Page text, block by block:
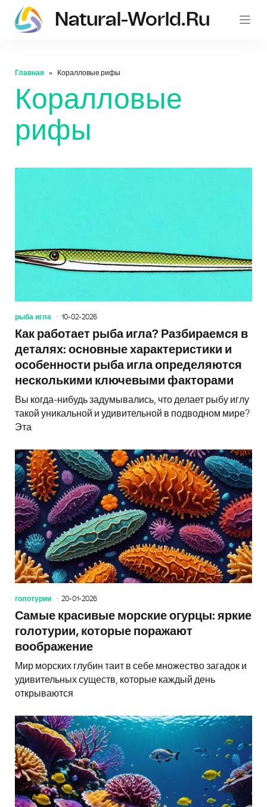
Natural-World.ru
Главная Коралловые рифы
Коралловые
рифы
рыба игла 10-02-2026
Как работает рыба игла? Разбираемся в
деталях: основные характеристики и
особенности рыба игла определяются
несколькими ключевыми факторами
Вы когда-нибудь задумывались, что делает рыбу иглу
такой уникальной и удивительной в подводном мире?
Эта
голотурии 20-01-2026
Самые красивые морские огурцы: яркие
голотурии, которые поражают
воображение
Мир морских глубин таит в себе множество загадок и
удивительных существ, которые каждый день
открываются